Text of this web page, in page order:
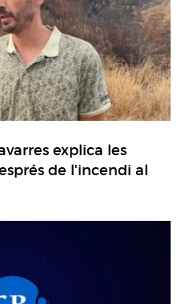
explica les
de l'incendi al